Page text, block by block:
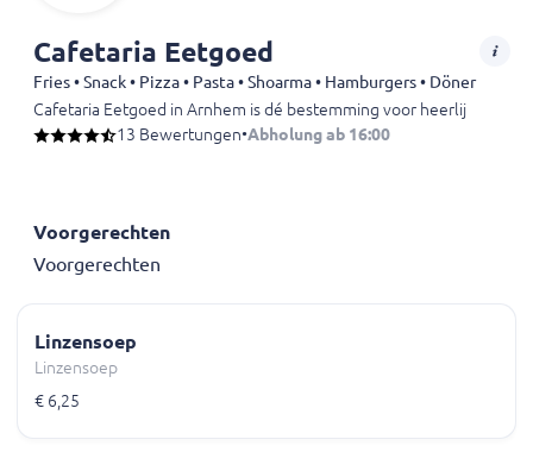
Cafetaria Eetgoed
Fries • Snack • Pizza • Pasta • Shoarma • Hamburgers • Döner
Cafetaria Eetgoed in Arnhem is dé bestemming voor heerlijke
13 Bewertungen•Abholung ab 16:00
Voorgerechten
Voorgerechten
Linzensoep
Linzensoep
€ 6,25